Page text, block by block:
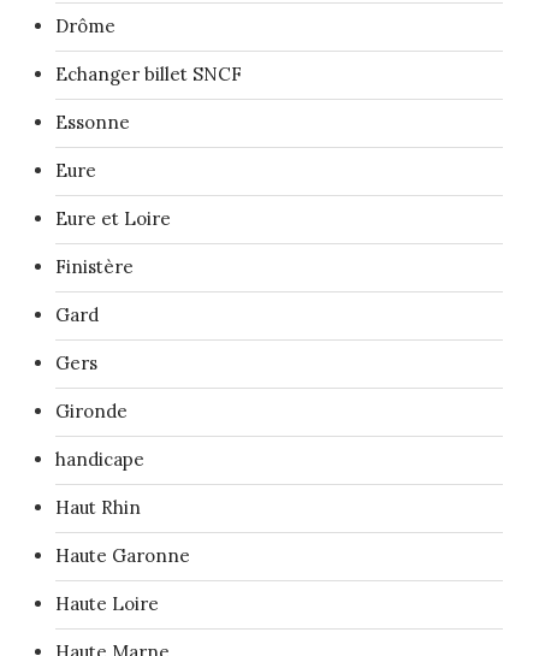
Drôme
Echanger billet SNCF
Essonne
Eure
Eure et Loire
Finistère
Gard
Gers
Gironde
handicape
Haut Rhin
Haute Garonne
Haute Loire